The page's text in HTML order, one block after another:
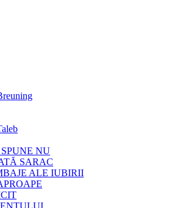
NU
SARAC
ALE IUBIRII